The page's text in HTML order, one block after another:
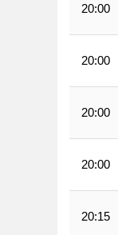
20:00
20:00
20:00
20:00
20:15